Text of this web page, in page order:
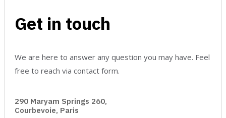
Get in touch
We are here to answer any question you may have. Feel
free to reach via contact form.
290 Maryam Springs 260,
Courbevoie, Paris